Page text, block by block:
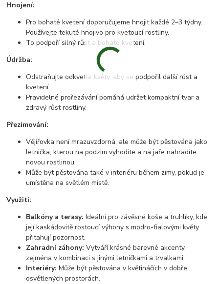
Hnojení:
Pro bohaté kvetení doporučujeme hnojit každé 2–3 týdny.
Používejte tekuté hnojivo pro kvetoucí rostliny.
To podpoří silný růst a bohaté kvetení.
Údržba:
Odstraňujte odkvetlé květy, aby se podpořil další růst a
kvetení.
Pravidelné prořezávání pomáhá udržet kompaktní tvar a
zdravý růst rostliny.
Přezimování:
Vějířovka není mrazuvzdorná, ale může být pěstována jako
letnička, kterou na podzim vyhodíte a na jaře nahradíte
novou rostlinou.
Může být pěstována také v interiéru během zimy, pokud je
umístěna na světlém místě.
Využití:
Balkóny a terasy: Ideální pro závěsné koše a truhlíky, kde
její kaskádovitě rostoucí výhony s modro-fialovými květy
přitahují pozornost.
Zahradní záhony: Vytváří krásné barevné akcenty,
zejména v kombinaci s jinými letničkami a trvalkami.
Interiéry: Může být pěstována v květináčích v dobře
osvětlených prostorách.